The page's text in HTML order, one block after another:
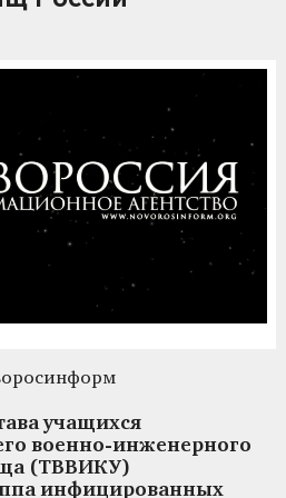
учащихся
военно-инженерного
(ТВВИКУ)
инфицированных